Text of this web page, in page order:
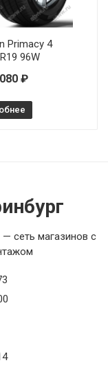
Primacy 4
96W
₽
сеть магазинов с